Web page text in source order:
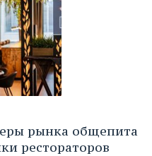
рынка общепита
рестораторов